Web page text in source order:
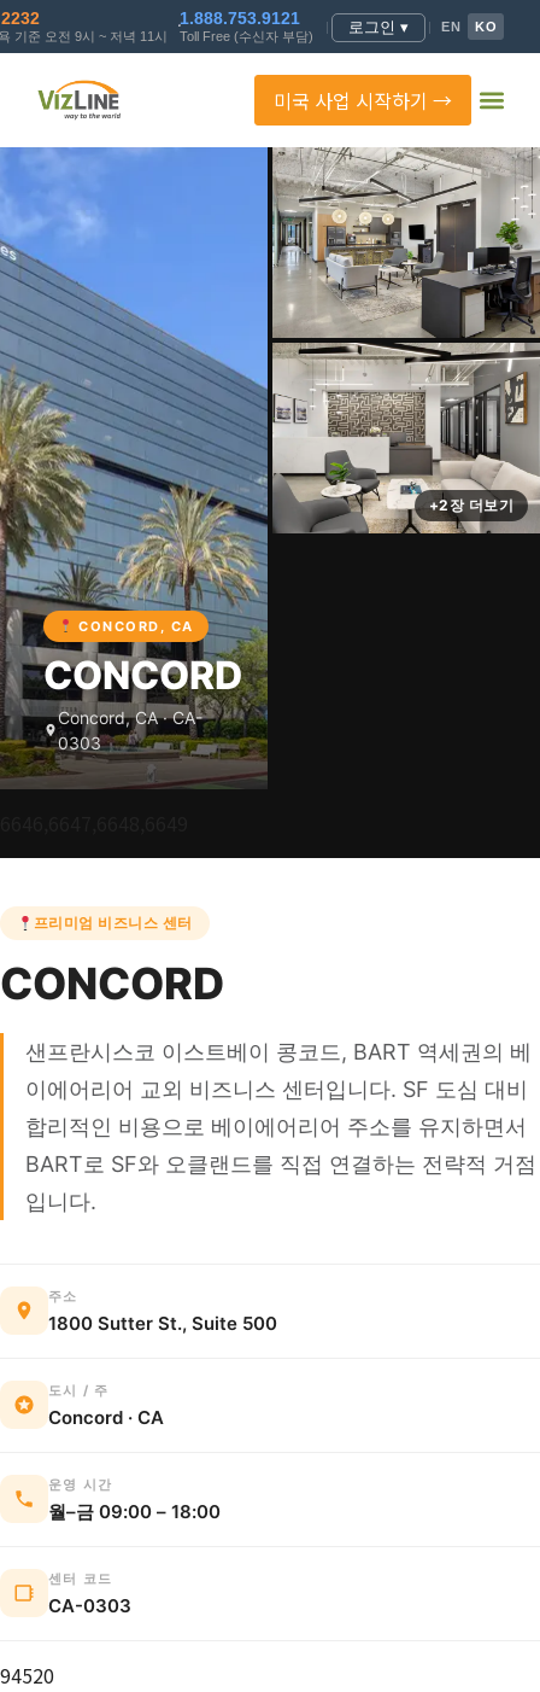
기준 오전 9시 ~ 저녁 11시
1.888.753.9121
Toll Free (수신자 부담)
| 로그인 ▾ | EN KO
미국 사업 시작하기 →
CONCORD, CA
CONCORD
Concord, CA · CA-
0303
+2장 더보기
프리미엄 비즈니스 센터
CONCORD
샌프란시스코 이스트베이 콩코드, BART 역세권의 베
이에어리어 교외 비즈니스 센터입니다. SF 도심 대비
합리적인 비용으로 베이에어리어 주소를 유지하면서
BART로 SF와 오클랜드를 직접 연결하는 전략적 거점
입니다.
주소
1800 Sutter St., Suite 500
도시 / 주
Concord · CA
운영 시간
월–금 09:00 – 18:00
센터 코드
CA-0303
94520